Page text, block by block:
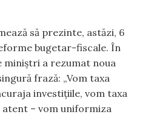
să prezinte, astăzi, 6
bugetar-fiscale. În
miniștri a rezumat noua
frază: „Vom taxa
investițiile, vom taxa
– vom uniformiza